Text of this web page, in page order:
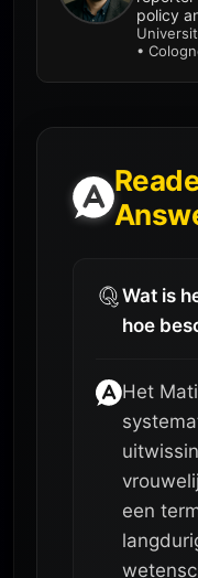
policy
•
Wat is
hoe
Het
een